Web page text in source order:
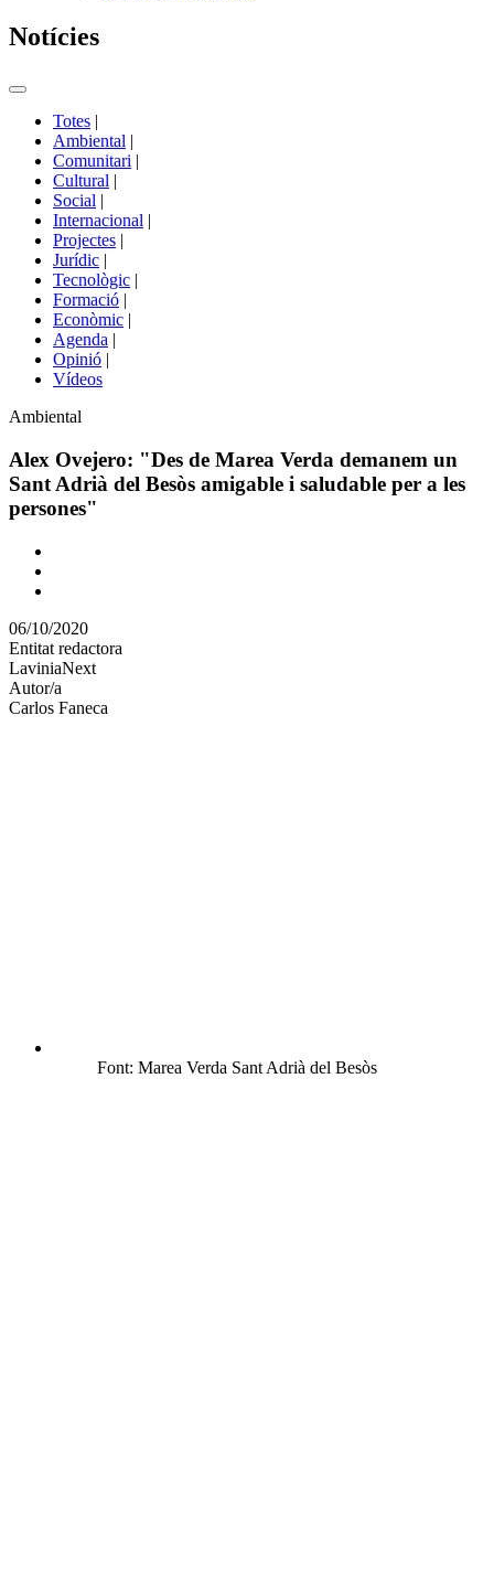
Notícies
Commutador
portals
Totes |
Ambiental |
Comunitari |
Cultural |
Social |
Internacional |
Projectes |
Jurídic |
Tecnològic |
Formació |
Econòmic |
Agenda |
Opinió |
Vídeos
Àmbit
la
notícia
Ambiental
Alex Ovejero: "Des de Marea Verda demanem un
Sant Adrià del Besòs amigable i saludable per a les
persones"
Comparteix
altres
xarxes
socials
06/10/2020
Entitat redactora
LaviniaNext
Autor/a
Carlos Faneca
Font: Marea Verda Sant Adrià del Besòs